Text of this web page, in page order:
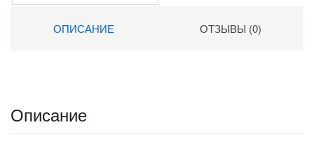
ОПИСАНИЕ ОТЗЫВЫ (0)
Описание